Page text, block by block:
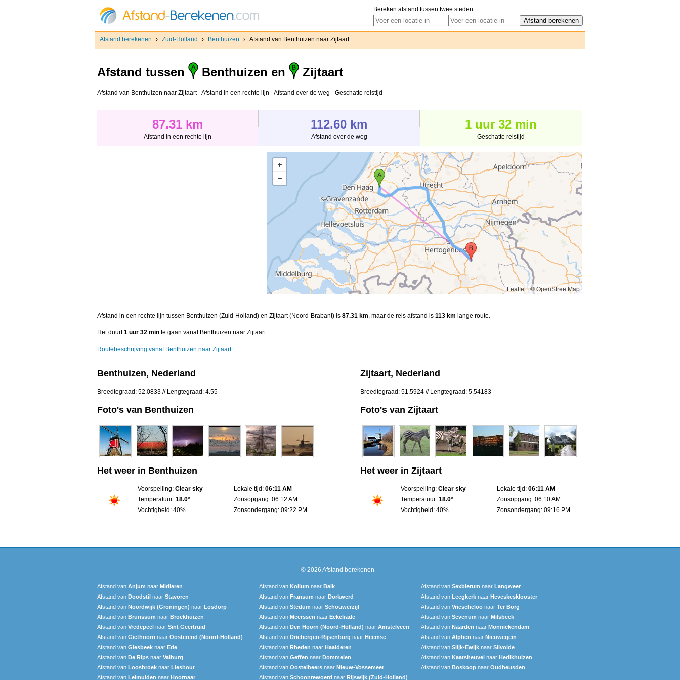
Bereken afstand tussen twee steden:
-
Afstand berekenen › Zuid-Holland › Benthuizen › Afstand van Benthuizen naar Zijtaart
Afstand tussen Benthuizen en Zijtaart
Afstand van Benthuizen naar Zijtaart - Afstand in een rechte lijn - Afstand over de weg - Geschatte reistijd
87.31 km
Afstand in een rechte lijn
112.60 km
Afstand over de weg
1 uur 32 min
Geschatte reistijd
Leaflet|© OpenStreetMap
Afstand in een rechte lijn tussen Benthuizen (Zuid-Holland) en Zijtaart (Noord-Brabant) is 87.31 km, maar de reis afstand is 113 km lange route.
Het duurt1 uur 32 min te gaan vanaf Benthuizen naar Zijtaart.
Routebeschrijving vanaf Benthuizen naar Zijtaart
Benthuizen, Nederland
Breedtegraad: 52.0833 // Lengtegraad: 4.55
Foto's van Benthuizen
Het weer in Benthuizen
Voorspelling: Clear sky
Temperatuur: 18.0°
Vochtigheid: 40%
Lokale tijd: 06:11 AM
Zonsopgang: 06:12 AM
Zonsondergang: 09:22 PM
Zijtaart, Nederland
Breedtegraad: 51.5924 // Lengtegraad: 5.54183
Foto's van Zijtaart
Het weer in Zijtaart
Voorspelling: Clear sky
Temperatuur: 18.0°
Vochtigheid: 40%
Lokale tijd: 06:11 AM
Zonsopgang: 06:10 AM
Zonsondergang: 09:16 PM
© 2026 Afstand berekenen
Afstand van Anjum naar Midlaren Afstand van Kollum naar Balk Afstand van Sexbierum‎ naar Langweer‎
Afstand van Doodstil naar Stavoren Afstand van Fransum naar Dorkwerd Afstand van Leegkerk naar Heveskesklooster‎
Afstand van Noordwijk (Groningen) naar Losdorp Afstand van Stedum naar Schouwerzijl Afstand van Vriescheloo naar Ter Borg
Afstand van Brunssum naar Broekhuizen Afstand van Meerssen naar Eckelrade Afstand van Sevenum naar Milsbeek
Afstand van Vredepeel naar Sint Geertruid Afstand van Den Hoorn (Noord-Holland) naar Amstelveen Afstand van Naarden naar Monnickendam
Afstand van Giethoorn naar Oosterend (Noord-Holland) Afstand van Driebergen-Rijsenburg naar Heemse Afstand van Alphen naar Nieuwegein
Afstand van Giesbeek naar Ede Afstand van Rheden naar Haalderen Afstand van Slijk-Ewijk naar Silvolde
Afstand van De Rips naar Valburg Afstand van Geffen naar Dommelen Afstand van Kaatsheuvel naar Hedikhuizen
Afstand van Loosbroek naar Lieshout Afstand van Oostelbeers naar Nieuw-Vossemeer Afstand van Boskoop naar Oudheusden
Afstand van Leimuiden naar Hoornaar Afstand van Schoonrewoerd naar Rijswijk (Zuid-Holland)